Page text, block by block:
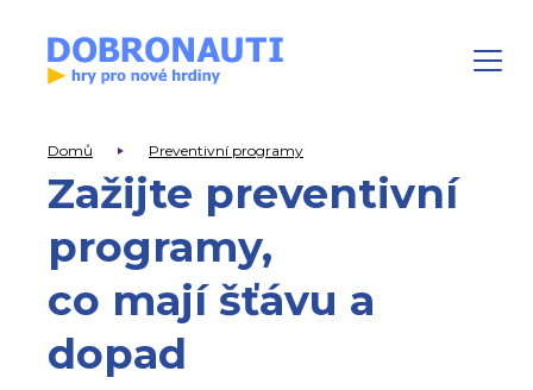
Domů Preventivní programy
Zažijte preventivní
programy,
co mají šťávu a
dopad